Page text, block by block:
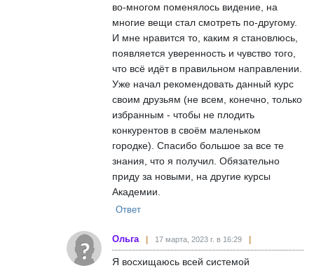
во-многом поменялось видение, на
многие вещи стал смотреть по-другому.
И мне нравится то, каким я становлюсь,
появляется уверенность и чувство того,
что всё идёт в правильном направлении.
Уже начал рекомендовать данный курс
своим друзьям (не всем, конечно, только
избранным - чтобы не плодить
конкурентов в своём маленьком
городке). Спасибо большое за все те
знания, что я получил. Обязательно
приду за новыми, на другие курсы
Академии.
Ответ
Ольга 17 марта, 2023 г. в 16:29
Я восхищаюсь всей системой